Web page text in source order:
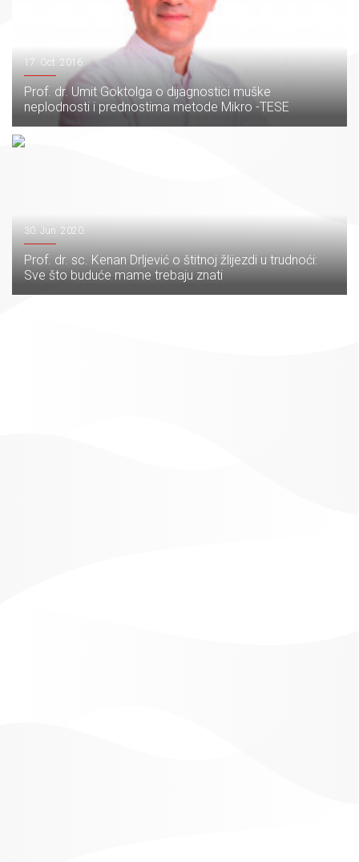
17. Oct. 2016.
Prof. dr. Umit Goktolga o dijagnostici muške
neplodnosti i prednostima metode Mikro -TESE
30. Jun. 2020.
Prof. dr. sc. Kenan Drljević o štitnoj žlijezdi u trudnoći:
Sve što buduće mame trebaju znati